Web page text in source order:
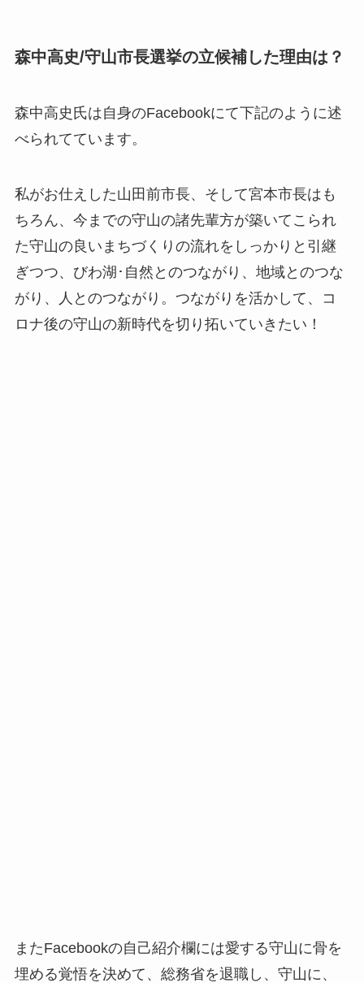
森中高史/守山市長選挙の立候補した理由は？
森中高史氏は自身のFacebookにて下記のように述
べられてています。
私がお仕えした山田前市長、そして宮本市長はも
ちろん、今までの守山の諸先輩方が築いてこられ
た守山の良いまちづくりの流れをしっかりと引継
ぎつつ、びわ湖･自然とのつながり、地域とのつな
がり、人とのつながり。つながりを活かして、コ
ロナ後の守山の新時代を切り拓いていきたい！
またFacebookの自己紹介欄には愛する守山に骨を
埋める覚悟を決めて、総務省を退職し、守山に、